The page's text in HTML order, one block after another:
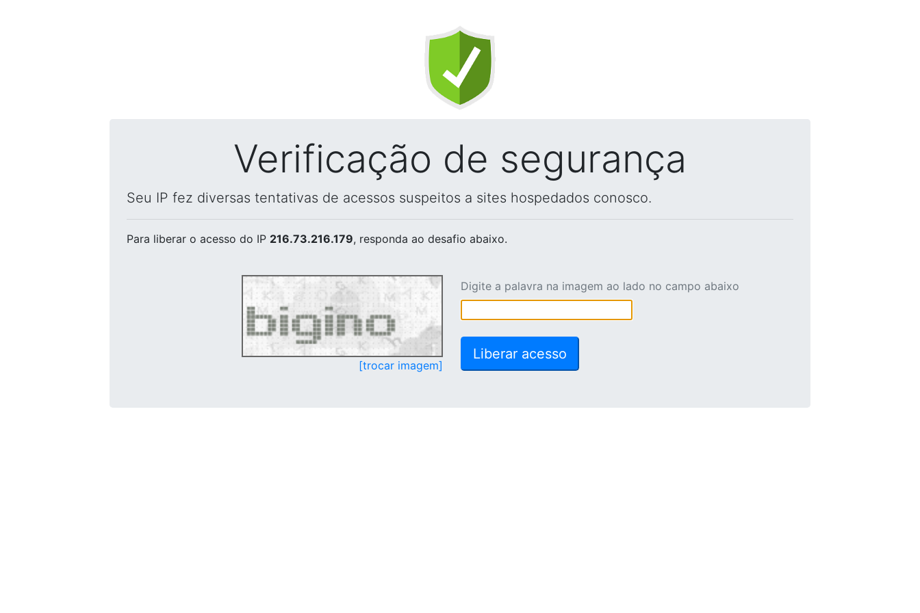
Verificação de segurança
Seu IP fez diversas tentativas de acessos suspeitos a sites hospedados conosco.
Para liberar o acesso do IP 216.73.216.179, responda ao desafio abaixo.
[trocar imagem]
Digite a palavra na imagem ao lado no campo abaixo